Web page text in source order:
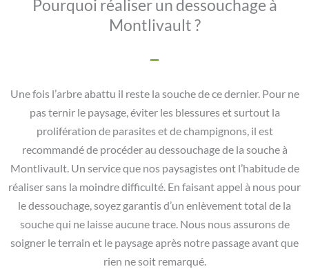
Pourquoi réaliser un dessouchage à
Montlivault ?
Une fois l’arbre abattu il reste la souche de ce dernier. Pour ne
pas ternir le paysage, éviter les blessures et surtout la
prolifération de parasites et de champignons, il est
recommandé de procéder au dessouchage de la souche à
Montlivault. Un service que nos paysagistes ont l’habitude de
réaliser sans la moindre difficulté. En faisant appel à nous pour
le dessouchage, soyez garantis d’un enlèvement total de la
souche qui ne laisse aucune trace. Nous nous assurons de
soigner le terrain et le paysage après notre passage avant que
rien ne soit remarqué.